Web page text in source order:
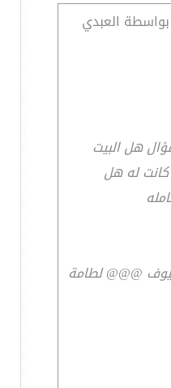
بواسطة العبدي
هل البيت
له هل
@@@ لطامة